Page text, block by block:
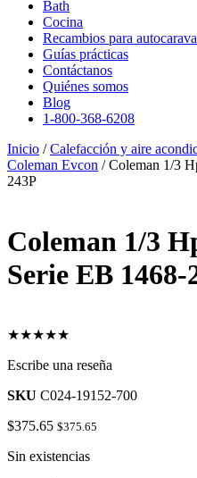
Bath
Cocina
Recambios para
Guías prácticas
Contáctanos
Quiénes somos
Blog
1-800-368-6208
Inicio /Calefacción y aire
Coleman Evcon / Coleman 1/3
243P
Coleman 1/3
Serie EB 1468-
★★★★★
Escribe una reseña
SKU C024-19152-700
$375.65 $375.65
Sin existencias